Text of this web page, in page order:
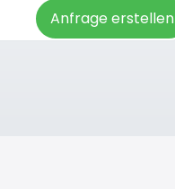
Anfrage erstellen